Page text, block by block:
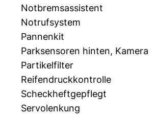
Notbremsassistent
Notrufsystem
Pannenkit
Parksensoren hinten, Kamera
Partikelfilter
Reifendruckkontrolle
Scheckheftgepflegt
Servolenkung